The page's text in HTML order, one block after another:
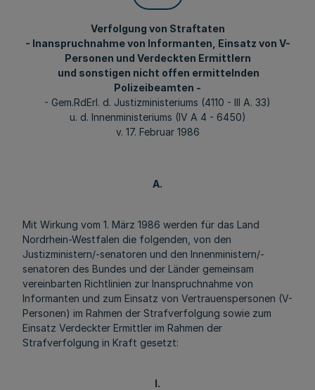
Verfolgung von Straftaten
- Inanspruchnahme von Informanten, Einsatz von V-
Personen und Verdeckten Ermittlern
und sonstigen nicht offen ermittelnden
Polizeibeamten -
- Gem.RdErl. d. Justizministeriums (4110 - III A. 33)
u. d. Innenministeriums (IV A 4 - 6450)
v. 17. Februar 1986
A.
Mit Wirkung vom 1. März 1986 werden für das Land
Nordrhein-Westfalen die folgenden, von den
Justizministern/-senatoren und den Innenministern/-
senatoren des Bundes und der Länder gemeinsam
vereinbarten Richtlinien zur Inanspruchnahme von
Informanten und zum Einsatz von Vertrauenspersonen (V-
Personen) im Rahmen der Strafverfolgung sowie zum
Einsatz Verdeckter Ermittler im Rahmen der
Strafverfolgung in Kraft gesetzt:
I.